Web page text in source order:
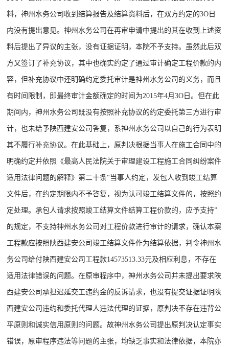
料，神州水务公司收到结算报告及结算资料后，在双方约定的3O日
内没有提出意见。神州水务公司在再审申请中提出的其在收到上述资
料后提出了异议的主张，没有证据证明，本院不予支持。虽然此后双
方又签订了补充协议，其中也确实约定了通过审计确定工程价款的内
容，但补充协议中还明确约定委托审计是神州水务公司的义务，而且
有时间限制，即最终审计金额确定的时间为2015年4月3O日。但在此
期间内，神州水务公司既没有按照补充协议的约定委托第三方进行审
计，也未给予陕西建安公司答复，系神州水务公司以自己的行为表明
其不履行补充协议。在此基础上，原判决根据当事人在施工合同中的
明确约定并依照《最高人民法院关于审理建设工程施工合同纠纷案件
适用法律问题的解释》第二十条“当事人约定，发包人收到竣工结算
文件后，在约定期限内不予答复，视为认可竣工结算文件的，按照约
定处理。承包人请求按照竣工结算文件结算工程价款的，应予支持”
的规定，不支持神州水务公司对工程价款进行审计的请求，确认本案
工程款应按照陕西建安公司竣工结算文件作为结算依据，判令神州水
务公司给付陕西建安公司工程款14573513.33元及相应利息，不存在
适用法律错误的问题。在原审程序中，神州水务公司并未提出要求陕
西建安公司承担迟延交工违约金的反诉请求，也没有提交证据证明陕
西建安公司违约和委托代理人违法代理的证据，原判决不存在违背公
平原则和诚实信用原则的问题。故神州水务公司提出原判决认定事实
错误，原审程序违法等问题的主张，均缺乏事实和法律依据，本院亦